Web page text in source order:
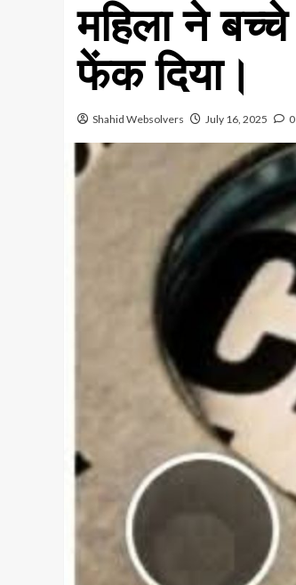
महिला ने
फेंक दिया।
Shahid Websolvers July 16, 2025 0